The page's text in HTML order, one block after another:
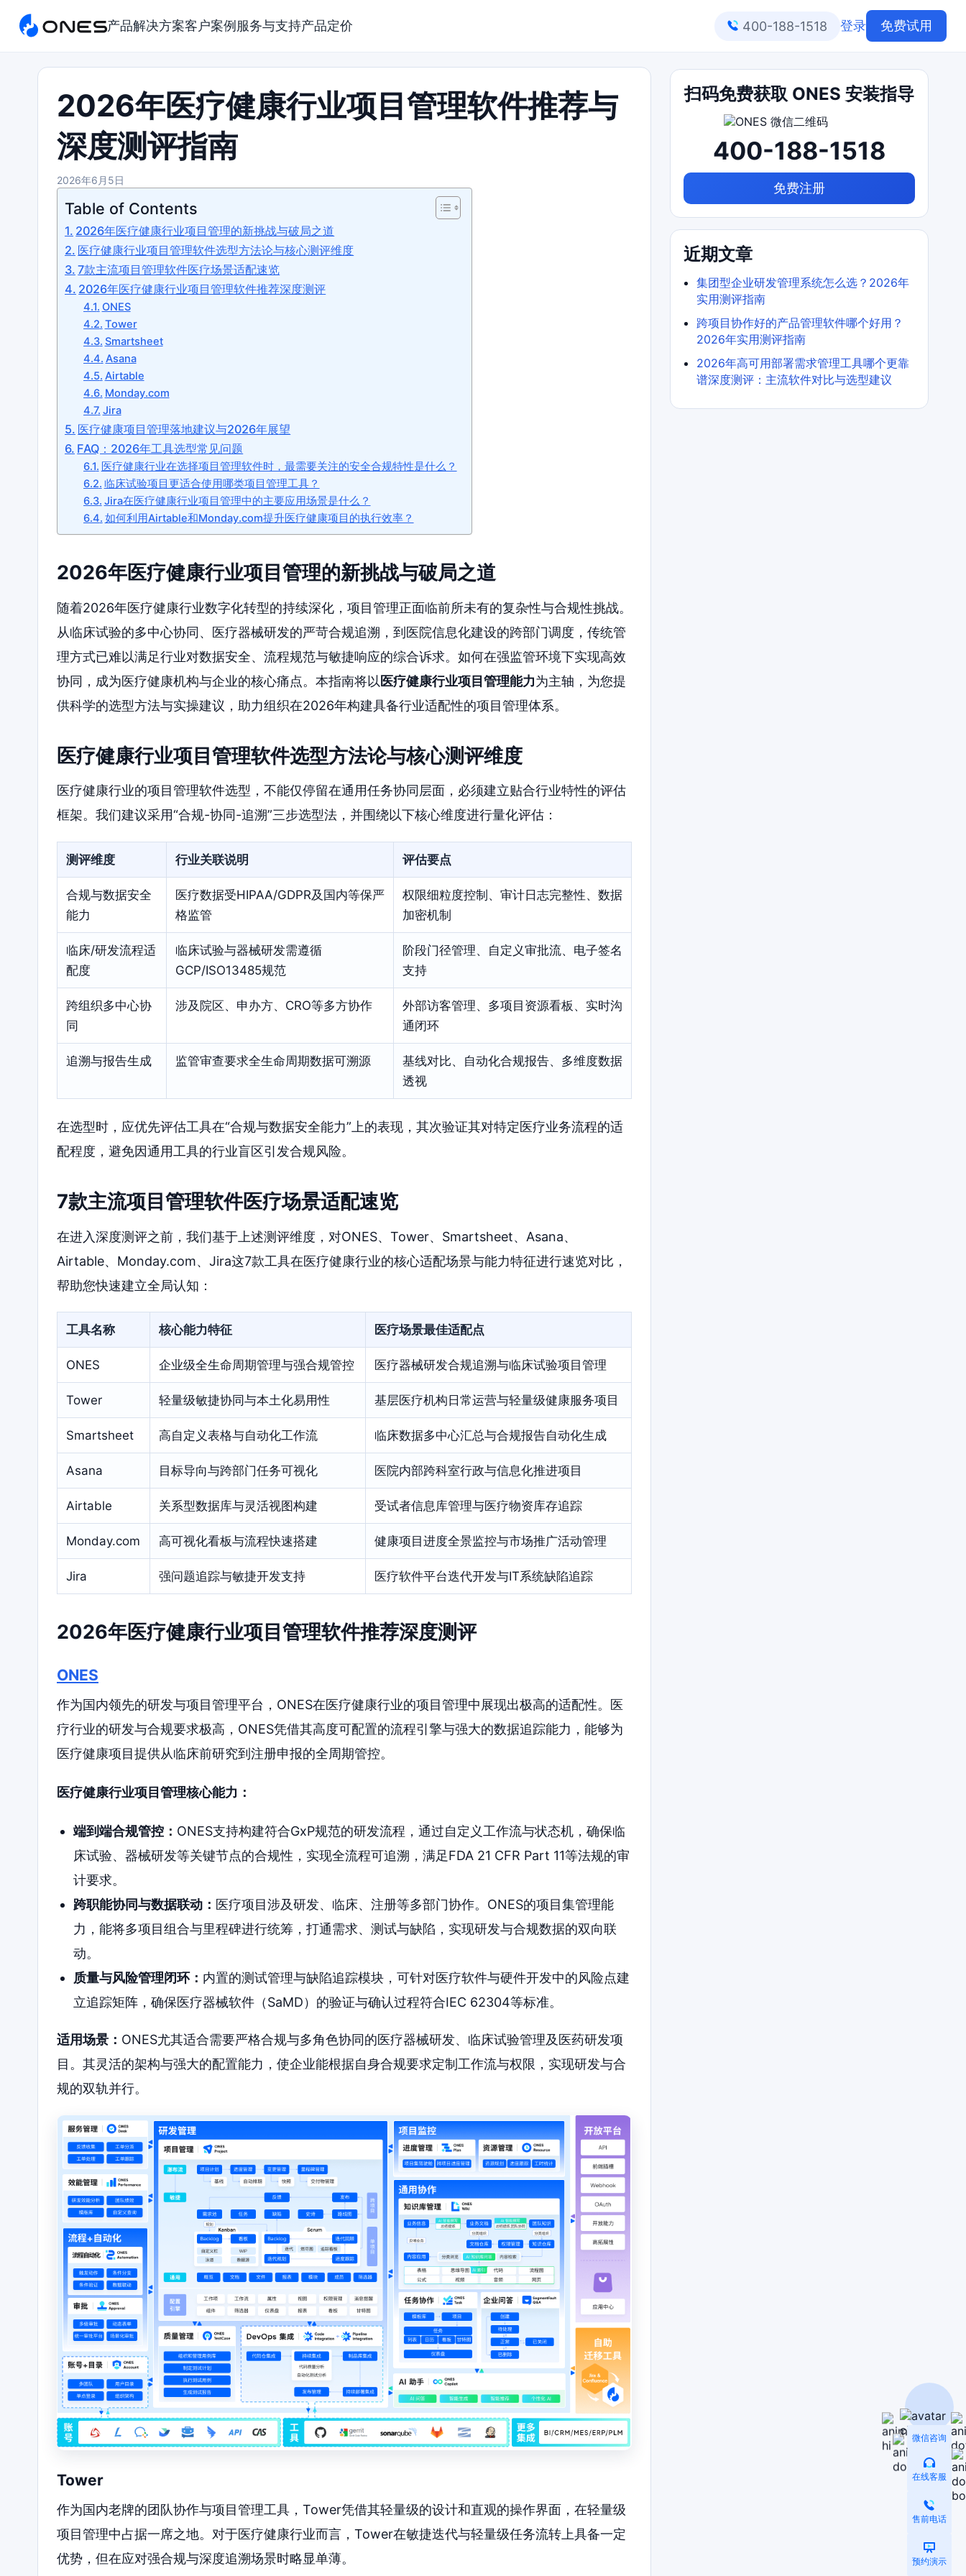
产品解决方案客户案例 服务与支持产品定价 400-188-1518 登录 免费试用
2026年医疗健康行业项目管理软件推荐与
深度测评指南
2026年6月5日
Table of Contents
2026年医疗健康行业项目管理的新挑战与破局之道
医疗健康行业项目管理软件选型方法论与核心测评维度
7款主流项目管理软件医疗场景适配速览
2026年医疗健康行业项目管理软件推荐深度测评
ONES
Tower
Smartsheet
Asana
Airtable
Monday.com
Jira
医疗健康项目管理落地建议与2026年展望
FAQ：2026年工具选型常见问题
医疗健康行业在选择项目管理软件时，最需要关注的安全合规特性是什么？
临床试验项目更适合使用哪类项目管理工具？
Jira在医疗健康行业项目管理中的主要应用场景是什么？
如何利用Airtable和Monday.com提升医疗健康项目的执行效率？
2026年医疗健康行业项目管理的新挑战与破局之道
随着2026年医疗健康行业数字化转型的持续深化，项目管理正面临前所未有的复杂性与合规性挑战。
从临床试验的多中心协同、医疗器械研发的严苛合规追溯，到医院信息化建设的跨部门调度，传统管
理方式已难以满足行业对数据安全、流程规范与敏捷响应的综合诉求。如何在强监管环境下实现高效
协同，成为医疗健康机构与企业的核心痛点。本指南将以医疗健康行业项目管理能力为主轴，为您提
供科学的选型方法与实操建议，助力组织在2026年构建具备行业适配性的项目管理体系。
医疗健康行业项目管理软件选型方法论与核心测评维度
医疗健康行业的项目管理软件选型，不能仅停留在通用任务协同层面，必须建立贴合行业特性的评估
框架。我们建议采用“合规-协同-追溯”三步选型法，并围绕以下核心维度进行量化评估：
测评维度 行业关联说明 评估要点
合规与数据安全
能力
医疗数据受HIPAA/GDPR及国内等保严
格监管
权限细粒度控制、审计日志完整性、数据
加密机制
临床/研发流程适
配度
临床试验与器械研发需遵循
GCP/ISO13485规范
阶段门径管理、自定义审批流、电子签名
支持
跨组织多中心协
同
涉及院区、申办方、CRO等多方协作
外部访客管理、多项目资源看板、实时沟
通闭环
追溯与报告生成 监管审查要求全生命周期数据可溯源
基线对比、自动化合规报告、多维度数据
透视
在选型时，应优先评估工具在“合规与数据安全能力”上的表现，其次验证其对特定医疗业务流程的适
配程度，避免因通用工具的行业盲区引发合规风险。
7款主流项目管理软件医疗场景适配速览
在进入深度测评之前，我们基于上述测评维度，对ONES、Tower、Smartsheet、Asana、
Airtable、Monday.com、Jira这7款工具在医疗健康行业的核心适配场景与能力特征进行速览对比，
帮助您快速建立全局认知：
工具名称 核心能力特征 医疗场景最佳适配点
ONES 企业级全生命周期管理与强合规管控 医疗器械研发合规追溯与临床试验项目管理
Tower 轻量级敏捷协同与本土化易用性 基层医疗机构日常运营与轻量级健康服务项目
Smartsheet 高自定义表格与自动化工作流 临床数据多中心汇总与合规报告自动化生成
Asana 目标导向与跨部门任务可视化 医院内部跨科室行政与信息化推进项目
Airtable 关系型数据库与灵活视图构建 受试者信息库管理与医疗物资库存追踪
Monday.com 高可视化看板与流程快速搭建 健康项目进度全景监控与市场推广活动管理
Jira 强问题追踪与敏捷开发支持 医疗软件平台迭代开发与IT系统缺陷追踪
2026年医疗健康行业项目管理软件推荐深度测评
ONES
作为国内领先的研发与项目管理平台，ONES在医疗健康行业的项目管理中展现出极高的适配性。医
疗行业的研发与合规要求极高，ONES凭借其高度可配置的流程引擎与强大的数据追踪能力，能够为
医疗健康项目提供从临床前研究到注册申报的全周期管控。
医疗健康行业项目管理核心能力：
端到端合规管控： ONES支持构建符合GxP规范的研发流程，通过自定义工作流与状态机，确保临
床试验、器械研发等关键节点的合规性，实现全流程可追溯，满足FDA 21 CFR Part 11等法规的审
计要求。
跨职能协同与数据联动： 医疗项目涉及研发、临床、注册等多部门协作。ONES的项目集管理能
力，能将多项目组合与里程碑进行统筹，打通需求、测试与缺陷，实现研发与合规数据的双向联
动。
质量与风险管理闭环： 内置的测试管理与缺陷追踪模块，可针对医疗软件与硬件开发中的风险点建
立追踪矩阵，确保医疗器械软件（SaMD）的验证与确认过程符合IEC 62304等标准。
适用场景： ONES尤其适合需要严格合规与多角色协同的医疗器械研发、临床试验管理及医药研发项
目。其灵活的架构与强大的配置能力，使企业能根据自身合规要求定制工作流与权限，实现研发与合
规的双轨并行。
Tower
作为国内老牌的团队协作与项目管理工具，Tower凭借其轻量级的设计和直观的操作界面，在轻量级
项目管理中占据一席之地。对于医疗健康行业而言，Tower在敏捷迭代与轻量级任务流转上具备一定
优势，但在应对强合规与深度追溯场景时略显单薄。
扫码免费获取 ONES 安装指导
400-188-1518
免费注册
近期文章
集团型企业研发管理系统怎么选？2026年
实用测评指南
跨项目协作好的产品管理软件哪个好用？
2026年实用测评指南
2026年高可用部署需求管理工具哪个更靠
谱深度测评：主流软件对比与选型建议
微信咨询
在线客服
售前电话
预约演示